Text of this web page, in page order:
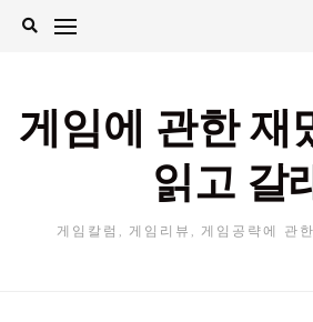
Skip
게임에 관한 재
읽고 갈
게임칼럼, 게임리뷰, 게임공략에 관